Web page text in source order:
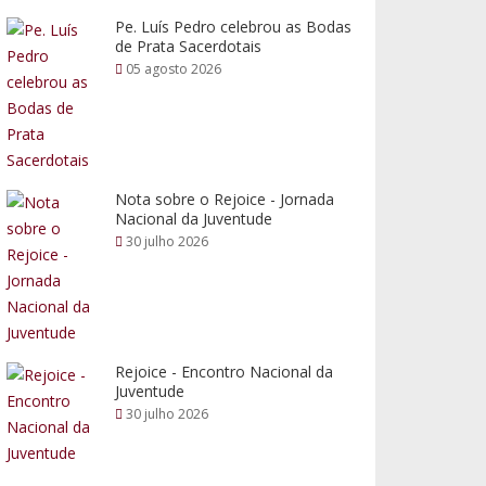
Pe. Luís Pedro celebrou as Bodas
de Prata Sacerdotais
05 agosto 2026
Nota sobre o Rejoice - Jornada
Nacional da Juventude
30 julho 2026
Rejoice - Encontro Nacional da
Juventude
30 julho 2026